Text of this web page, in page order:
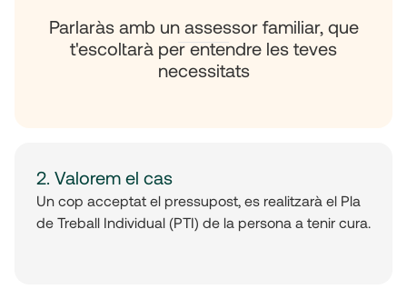
Parlaràs amb un assessor familiar, que
t'escoltarà per entendre les teves
necessitats
2. Valorem el cas
Un cop acceptat el pressupost, es realitzarà el Pla
de Treball Individual (PTI) de la persona a tenir cura.